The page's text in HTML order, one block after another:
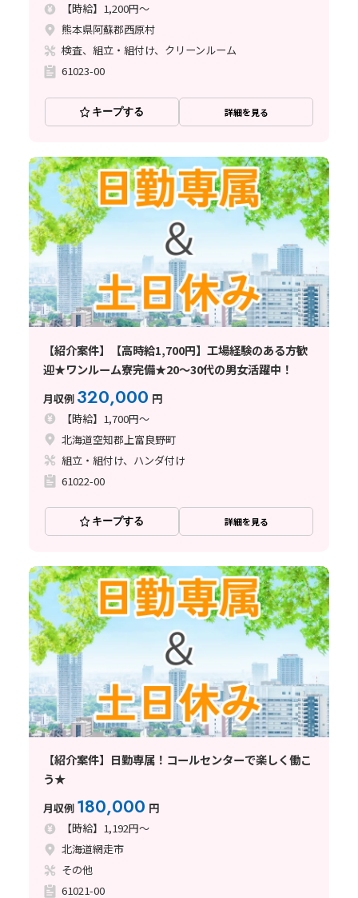
【時給】1,200円～
熊本県阿蘇郡西原村
検査、組立・組付け、クリーンルーム
61023-00
キープする 詳細を見る
【紹介案件】【高時給1,700円】工場経験のある方歓
迎★ワンルーム寮完備★20～30代の男女活躍中！
月収例 320,000 円
【時給】1,700円～
北海道空知郡上富良野町
組立・組付け、ハンダ付け
61022-00
キープする 詳細を見る
【紹介案件】日勤専属！コールセンターで楽しく働こ
う★
月収例 180,000 円
【時給】1,192円～
北海道網走市
その他
61021-00